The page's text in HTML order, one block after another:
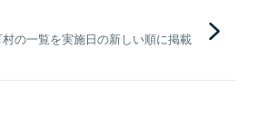
の一覧を実施日の新しい順に掲載